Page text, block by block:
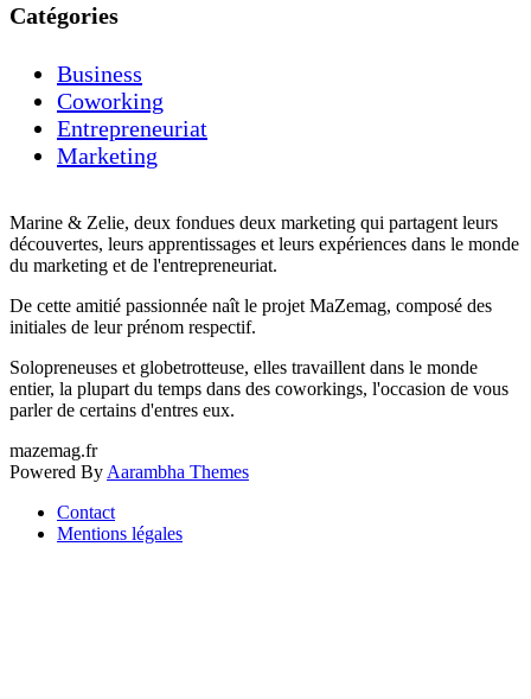
h
Catégories
Business
Coworking
Entrepreneuriat
Marketing
Marine & Zelie, deux fondues deux marketing qui partagent leurs
découvertes, leurs apprentissages et leurs expériences dans le monde
du marketing et de l'entrepreneuriat.
De cette amitié passionnée naît le projet MaZemag, composé des
initiales de leur prénom respectif.
Solopreneuses et globetrotteuse, elles travaillent dans le monde
entier, la plupart du temps dans des coworkings, l'occasion de vous
parler de certains d'entres eux.
mazemag.fr
Powered By Aarambha Themes
Contact
Mentions légales